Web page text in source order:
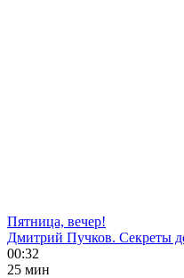
Пятница, вечер!
Дмитрий Пучков. Секреты
00:32
25 мин